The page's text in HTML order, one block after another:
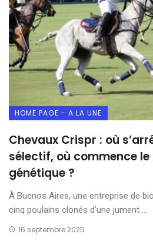
HOME PAGE - A LA UNE
Chevaux Crispr : où
sélectif, où commence
génétique ?
À Buenos Aires, une entreprise de
cinq poulains clonés d’une jument ...
16 septembre 2025